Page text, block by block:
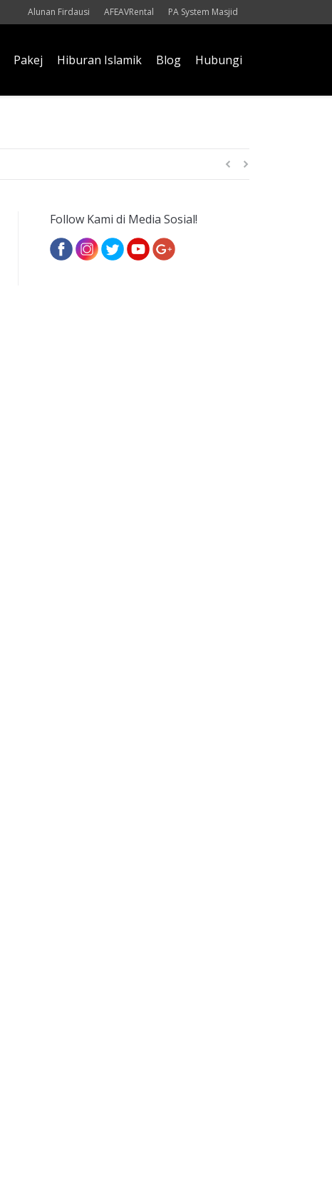
Alunan Firdausi AFEAVRental PA System Masjid
Pakej Hiburan Islamik Blog Hubungi
Follow Kami di Media Sosial!